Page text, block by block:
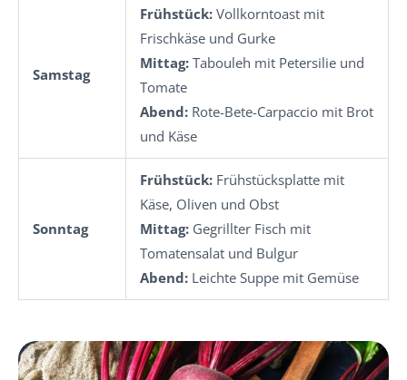
Samstag
Frühstück: Vollkorntoast mit
Frischkäse und Gurke
Mittag: Tabouleh mit Petersilie und
Tomate
Abend: Rote-Bete-Carpaccio mit Brot
und Käse
Sonntag
Frühstück: Frühstücksplatte mit
Käse, Oliven und Obst
Mittag: Gegrillter Fisch mit
Tomatensalat und Bulgur
Abend: Leichte Suppe mit Gemüse